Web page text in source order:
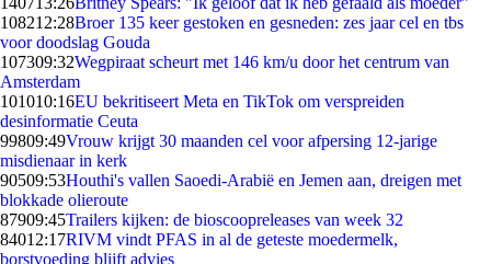
108212:28Broer 135 keer gestoken en gesneden: zes jaar cel en tbs
voor doodslag Gouda
107309:32Wegpiraat scheurt met 146 km/u door het centrum van
Amsterdam
101010:16EU bekritiseert Meta en TikTok om verspreiden
desinformatie Ceuta
99809:49Vrouw krijgt 30 maanden cel voor afpersing 12-jarige
misdienaar in kerk
90509:53Houthi's vallen Saoedi-Arabië en Jemen aan, dreigen met
blokkade olieroute
87909:45Trailers kijken: de bioscoopreleases van week 32
84012:17RIVM vindt PFAS in al de geteste moedermelk,
borstvoeding blijft advies